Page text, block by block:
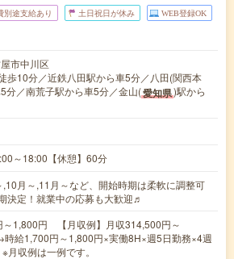
別途支給あり 土日祝日が休み WEB登録OK
市中川区
歩10分／近鉄八田駅から車5分／八田(関西本
分／南荒子駅から車5分／金山(愛知県)駅から
～18:00【休憩】60分
月～,11月～など、開始時期は柔軟に調整可
決定！就業中の応募も大歓迎♬
～1,800円 【月収例】月収314,500円～
給1,700円～1,800円×実働8H×週5日勤務×4週
収例は一例です。